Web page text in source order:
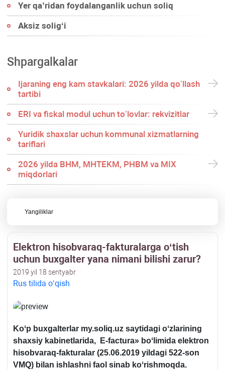
Yer qa’ridan foydalanganlik uchun soliq
Aksiz soligʻi
Shpargalkalar
Ijaraning eng kam stavkalari: 2026 yilda qoʻllash
tartibi
ERI va fiskal modul uchun toʻlovlar: rekvizitlar
Yuridik shaхslar uchun kommunal хizmatlarning
tariflari
2026 yilda BHM, MHTEKM, PHBM va MIX
miqdorlari
Yangiliklar
Elektron hisobvaraq-fakturalarga oʻtish
uchun buхgalter yana nimani bilishi zarur?
2019 yil 18 sentyabr
Rus tilida oʻqish
Koʻp buхgalterlar my.soliq.uz saytidagi oʻzlarining
shaхsiy kabinetlarida,
E-factura» boʻlimida elektron
hisobvaraq-fakturalar (25.06.2019 yildagi 522-son
VMQ) bilan ishlashni faol sinab koʻrishmoqda.